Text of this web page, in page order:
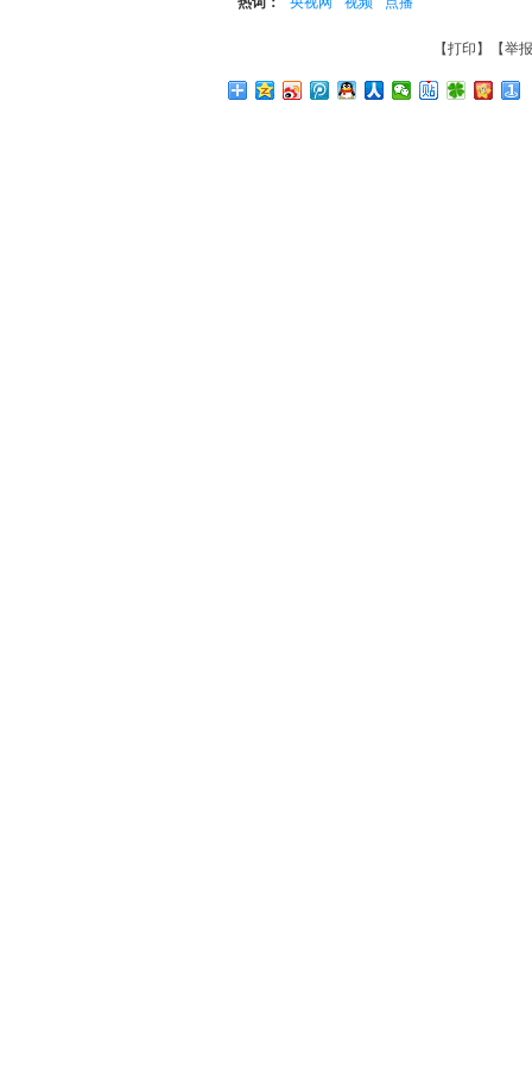
【打印 】【举